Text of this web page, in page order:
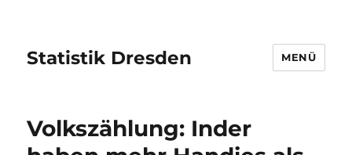
Statistik Dresden MENÜ
Volkszählung: Inder